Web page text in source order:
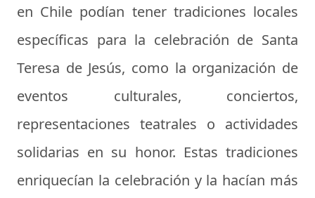
en Chile podían tener tradiciones locales
específicas para la celebración de Santa
Teresa de Jesús, como la organización de
eventos culturales, conciertos,
representaciones teatrales o actividades
solidarias en su honor. Estas tradiciones
enriquecían la celebración y la hacían más